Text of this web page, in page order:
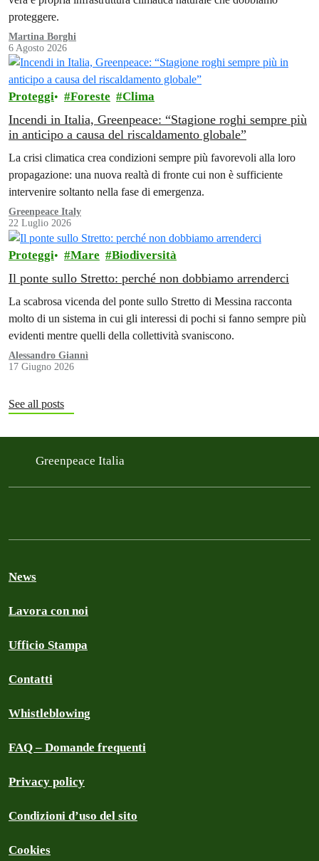
proteggere.
Martina Borghi
6 Agosto 2026
Proteggi Foreste Clima
Incendi in Italia, Greenpeace: “Stagione roghi sempre più
in anticipo a causa del riscaldamento globale”
La crisi climatica crea condizioni sempre più favorevoli alla loro
propagazione: una nuova realtà di fronte cui non è sufficiente
intervenire soltanto nella fase di emergenza.
Greenpeace Italy
22 Luglio 2026
Proteggi Mare Biodiversità
Il ponte sullo Stretto: perché non dobbiamo arrenderci
La scabrosa vicenda del ponte sullo Stretto di Messina racconta
molto di un sistema in cui gli interessi di pochi si fanno sempre più
evidenti mentre quelli della collettività svaniscono.
Alessandro Giannì
17 Giugno 2026
See all posts
Greenpeace Italia
News
Lavora con noi
Ufficio Stampa
Contatti
Whistleblowing
FAQ – Domande frequenti
Privacy policy
Condizioni d’uso del sito
Cookies